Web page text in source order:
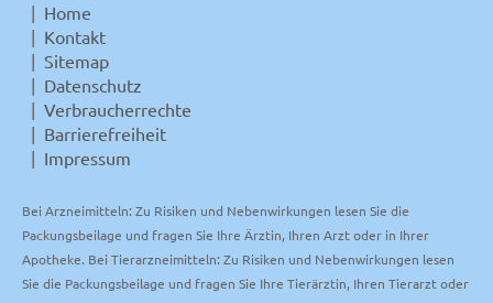
Home
Kontakt
Sitemap
Datenschutz
Verbraucherrechte
Barrierefreiheit
Impressum
Bei Arzneimitteln: Zu Risiken und Nebenwirkungen lesen Sie die
Packungsbeilage und fragen Sie Ihre Ärztin, Ihren Arzt oder in Ihrer
Apotheke. Bei Tierarzneimitteln: Zu Risiken und Nebenwirkungen lesen
Sie die Packungsbeilage und fragen Sie Ihre Tierärztin, Ihren Tierarzt oder